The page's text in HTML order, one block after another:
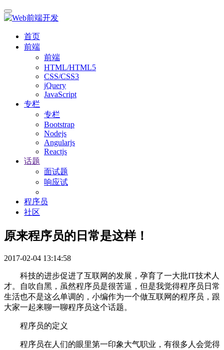
首页
前端
前端
HTML/HTML5
CSS/CSS3
jQuery
JavaScript
专栏
专栏
Bootstrap
Nodejs
Angularjs
Reactjs
话题
面试题
响应试
程序员
社区
原来程序员的日常是这样！
2017-02-04 13:14:58
科技的进步促进了互联网的发展，孕育了一大批IT技术人
才。自吹自黑，虽然程序员是很苦逼，但是我觉得程序员日常
生活也不是这么单调的，小编作为一个做互联网的程序员，跟
大家一起来聊一聊程序员这个话题。
程序员的定义
程序员在人们的眼里第一印象大气职业，有很多人会觉得